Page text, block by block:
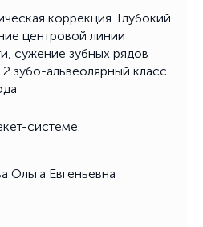
коррекция. Глубокий
центровой линии
сужение зубных рядов
зубо-альвеолярный класс.
системе.
Ольга Евгеньевна